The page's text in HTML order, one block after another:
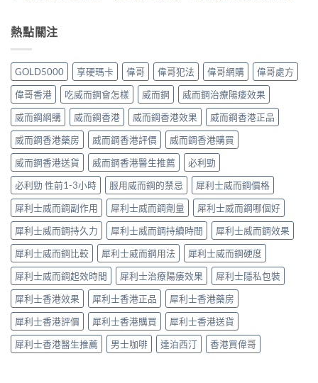
熱點關注
GOLD5000 享硬瑪卡 偉哥 偉哥犯法 偉哥網購
偉哥處方
偉哥香港
吃威而鋼會怎樣 威而鋼
威而鋼治療陽痿效果
威而鋼網購
威而鋼香港 威而鋼香港效果
威而鋼香港正品
威而鋼香港藥房
威而鋼香港評價
威而鋼香港購買
威而鋼香港送貨
威而鋼香港醫生推薦
必利勁
必利勁 性前1-3小時
服用威而鋼的禁忌
犀利士威而鋼價格
犀利士威而鋼副作用
犀利士威而鋼劑量
犀利士威而鋼哪個好
犀利士威而鋼持久力
犀利士威而鋼持續時間
犀利士威而鋼效果
犀利士威而鋼比較
犀利士威而鋼用法
犀利士威而鋼硬度
犀利士威而鋼起效時間
犀利士治療陽痿效果
犀利士隱私包裝
犀利士香港效果
犀利士香港正品
犀利士香港藥房
犀利士香港評價
犀利士香港購買
犀利士香港送貨
犀利士香港醫生推薦
男士咖啡 達泊西汀 香港買偉哥